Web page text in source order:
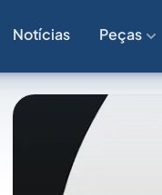
Notícias Peças